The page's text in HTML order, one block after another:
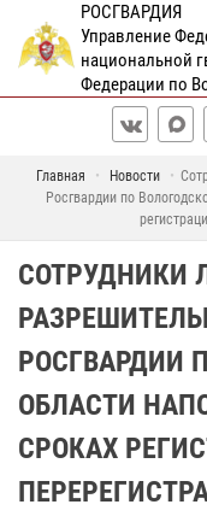
РОСГВАРДИЯ
Управление
национальной
Федерации по
Главная Новости
Росгвардии по
СОТРУДНИКИ
РОСГВАРДИИ
ОБЛАСТИ
СРОКАХ